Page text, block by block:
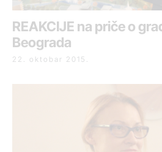
REAKCIJE na priče o
Beograda
22. oktobar 2015.